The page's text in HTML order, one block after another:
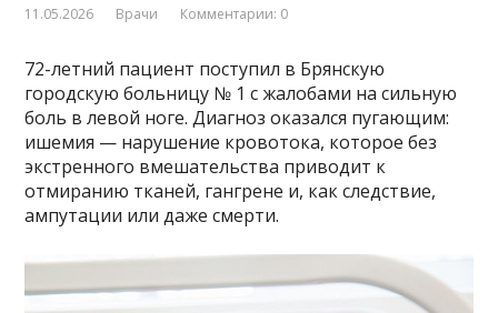
11.05.2026 Врачи Комментарии: 0
72-летний пациент поступил в Брянскую
городскую больницу № 1 с жалобами на сильную
боль в левой ноге. Диагноз оказался пугающим:
ишемия — нарушение кровотока, которое без
экстренного вмешательства приводит к
отмиранию тканей, гангрене и, как следствие,
ампутации или даже смерти.